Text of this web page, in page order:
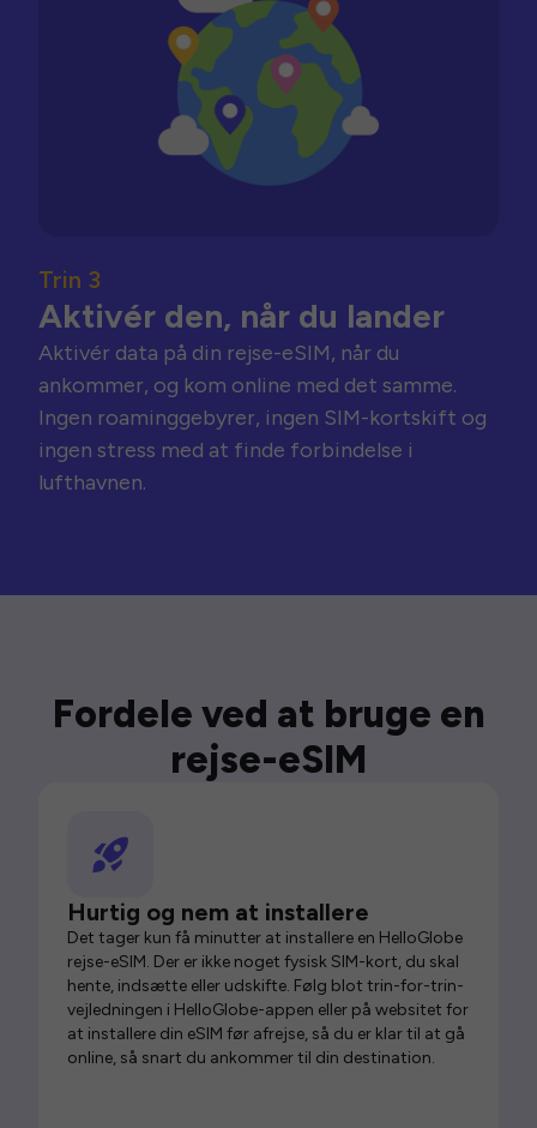
Trin 3
Aktivér den, når du lander
Aktivér data på din rejse-eSIM, når du
ankommer, og kom online med det samme.
Ingen roaminggebyrer, ingen SIM-kortskift og
ingen stress med at finde forbindelse i
lufthavnen.
Fordele ved at bruge en
rejse-eSIM
Hurtig og nem at installere
Det tager kun få minutter at installere en HelloGlobe
rejse-eSIM. Der er ikke noget fysisk SIM-kort, du skal
hente, indsætte eller udskifte. Følg blot trin-for-trin-
vejledningen i HelloGlobe-appen eller på websitet for
at installere din eSIM før afrejse, så du er klar til at gå
online, så snart du ankommer til din destination.